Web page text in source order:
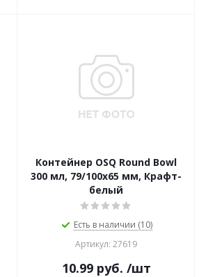
Контейнер OSQ Round Bowl
300 мл, 79/100x65 мм, Крафт-
белый
Есть в наличии (10)
Артикул: 27619
10.99руб. /шт